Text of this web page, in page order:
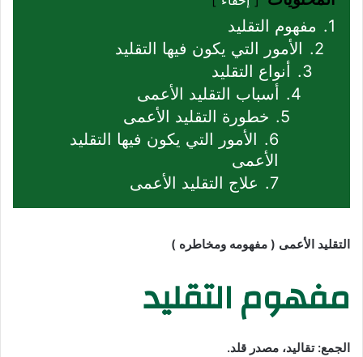
1.
مفهوم التقليد
2.
الأمور التي يكون فيها التقليد
3.
أنواع التقليد
4.
أسباب التقليد الأعمى
5.
خطورة التقليد الأعمى
6.
الأمور التي يكون فيها التقليد
الأعمى
7.
علاج التقليد الأعمى
التقليد الأعمى ( مفهومه ومخاطره )
مفهوم التقليد
الجمع: تقاليد، مصدر قلد.